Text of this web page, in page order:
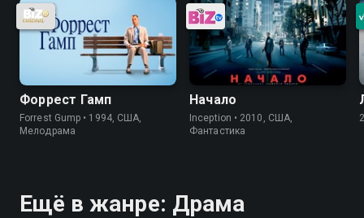
Форрест Гамп
Forrest Gump • 1994, США,
Мелодрама
Начало
Inception • 2010, США,
Фантастика
Ещё в жанре: Драма